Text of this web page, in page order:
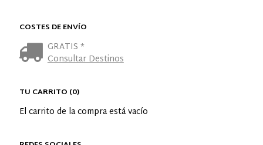
COSTES DE ENVÍO
GRATIS *
Consultar Destinos
TU CARRITO (0)
El carrito de la compra está vacío